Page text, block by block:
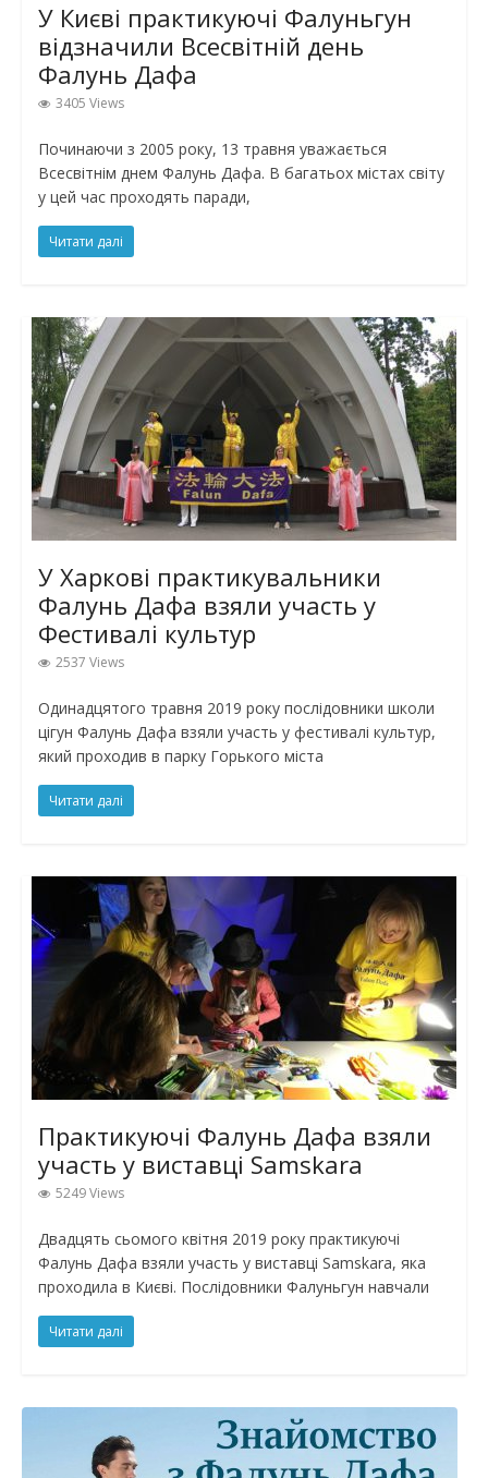
У Києві практикуючі Фалуньгун
відзначили Всесвітній день
Фалунь Дафа
3405 Views
Починаючи з 2005 року, 13 травня уважається
Всесвітнім днем Фалунь Дафа. В багатьох містах світу
у цей час проходять паради,
Читати далі
У Харкові практикувальники
Фалунь Дафа взяли участь у
Фестивалі культур
2537 Views
Одинадцятого травня 2019 року послідовники школи
цігун Фалунь Дафа взяли участь у фестивалі культур,
який проходив в парку Горького міста
Читати далі
Практикуючі Фалунь Дафа взяли
участь у виставці Samskara
5249 Views
Двадцять сьомого квітня 2019 року практикуючі
Фалунь Дафа взяли участь у виставці Samskara, яка
проходила в Києві. Послідовники Фалуньгун навчали
Читати далі